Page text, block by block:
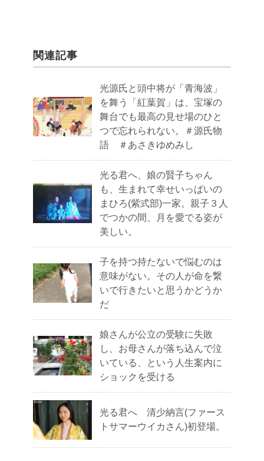
関連記事
光源氏と頭中将が「青海波」
を舞う「紅葉賀」は、宝塚の
舞台でも最高の見せ場のひと
つで忘れられない。＃源氏物
語 ＃あさきゆめみし
光る君へ、娘の賢子ちゃん
も、生まれて幸せいっぱいの
まひろ(紫式部)一家。親子３人
でつかの間、月を愛でる姿が
美しい。
子を持つ持たないで悩むのは
意味がない。その人が命を繋
いで行きたいと思うかどうか
だ
娘さんが公立の受験に失敗
し、お母さんが落ち込んで泣
いている、という人生案内に
ショックを受ける
光る君へ 清少納言(ファース
トサマーウイカさん)初登場。